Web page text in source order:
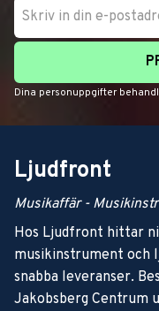
Dina personuppgifter
Ljudfront
Musikaffär -
Hos Ljudfront hittar
musikinstrument och
snabba leveranser.
Jakobsberg Centrum